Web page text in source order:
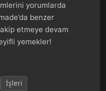
yorumlarda
benzer
etmeye devam
yemekler!
İşleri